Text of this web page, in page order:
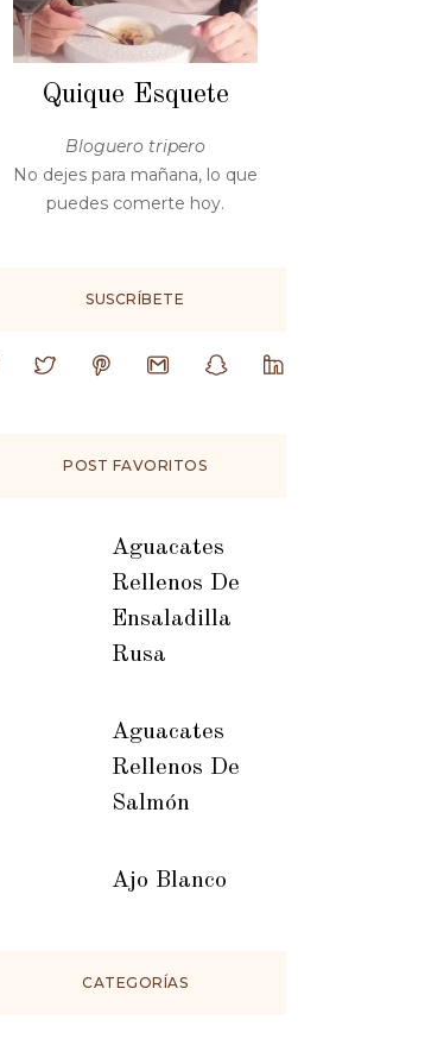
Quique Esquete
Bloguero tripero
No dejes para mañana, lo que
puedes comerte hoy.
SUSCRÍBETE
POST FAVORITOS
Aguacates
Rellenos De
Ensaladilla
Rusa
Aguacates
Rellenos De
Salmón
Ajo Blanco
CATEGORÍAS